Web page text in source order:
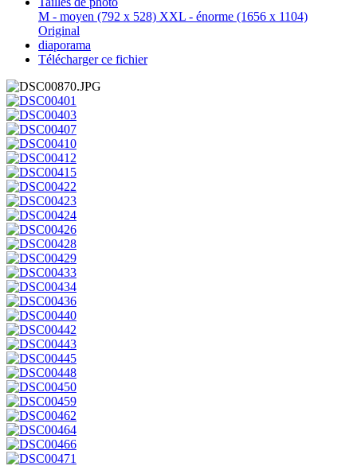
M - moyen (792 x 528) XXL - énorme (1656 x 1104)
Original
diaporama
Télécharger ce fichier